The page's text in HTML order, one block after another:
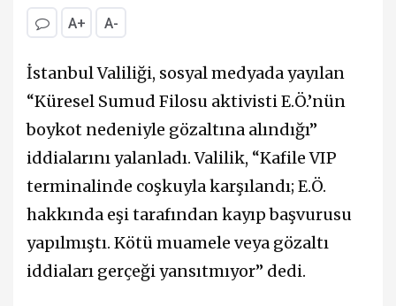
A+ A-
İstanbul Valiliği, sosyal medyada yayılan
“Küresel Sumud Filosu aktivisti E.Ö.’nün
boykot nedeniyle gözaltına alındığı”
iddialarını yalanladı. Valilik, “Kafile VIP
terminalinde coşkuyla karşılandı; E.Ö.
hakkında eşi tarafından kayıp başvurusu
yapılmıştı. Kötü muamele veya gözaltı
iddiaları gerçeği yansıtmıyor” dedi.